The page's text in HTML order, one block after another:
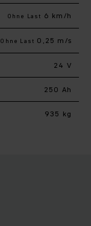
Ohne Last 6 km/h
Ohne Last 0,25 m/s
24 V
250 Ah
935 kg